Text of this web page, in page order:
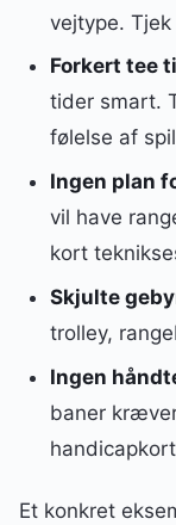
vejtype.
Forkert tee
tider smart.
følelse af
Ingen plan
vil have
kort
Skjulte
trolley,
Ingen
baner
Et konkret